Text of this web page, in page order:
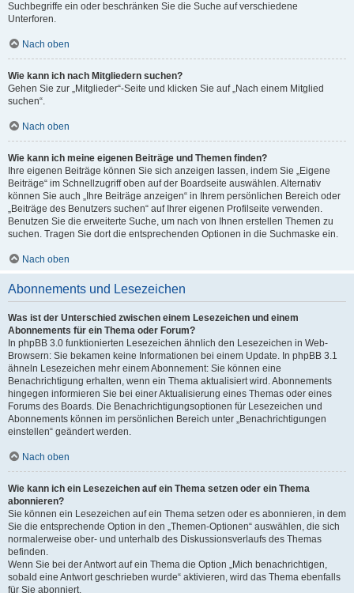
Suchbegriffe ein oder beschränken Sie die Suche auf verschiedene
Unterforen.
Nach oben
Wie kann ich nach Mitgliedern suchen?
Gehen Sie zur „Mitglieder“-Seite und klicken Sie auf „Nach einem Mitglied
suchen“.
Nach oben
Wie kann ich meine eigenen Beiträge und Themen finden?
Ihre eigenen Beiträge können Sie sich anzeigen lassen, indem Sie „Eigene
Beiträge“ im Schnellzugriff oben auf der Boardseite auswählen. Alternativ
können Sie auch „Ihre Beiträge anzeigen“ in Ihrem persönlichen Bereich oder
„Beiträge des Benutzers suchen“ auf Ihrer eigenen Profilseite verwenden.
Benutzen Sie die erweiterte Suche, um nach von Ihnen erstellen Themen zu
suchen. Tragen Sie dort die entsprechenden Optionen in die Suchmaske ein.
Nach oben
Abonnements und Lesezeichen
Was ist der Unterschied zwischen einem Lesezeichen und einem
Abonnements für ein Thema oder Forum?
In phpBB 3.0 funktionierten Lesezeichen ähnlich den Lesezeichen in Web-
Browsern: Sie bekamen keine Informationen bei einem Update. In phpBB 3.1
ähneln Lesezeichen mehr einem Abonnement: Sie können eine
Benachrichtigung erhalten, wenn ein Thema aktualisiert wird. Abonnements
hingegen informieren Sie bei einer Aktualisierung eines Themas oder eines
Forums des Boards. Die Benachrichtigungsoptionen für Lesezeichen und
Abonnements können im persönlichen Bereich unter „Benachrichtigungen
einstellen“ geändert werden.
Nach oben
Wie kann ich ein Lesezeichen auf ein Thema setzen oder ein Thema
abonnieren?
Sie können ein Lesezeichen auf ein Thema setzen oder es abonnieren, in dem
Sie die entsprechende Option in den „Themen-Optionen“ auswählen, die sich
normalerweise ober- und unterhalb des Diskussionsverlaufs des Themas
befinden.
Wenn Sie bei der Antwort auf ein Thema die Option „Mich benachrichtigen,
sobald eine Antwort geschrieben wurde“ aktivieren, wird das Thema ebenfalls
für Sie abonniert.